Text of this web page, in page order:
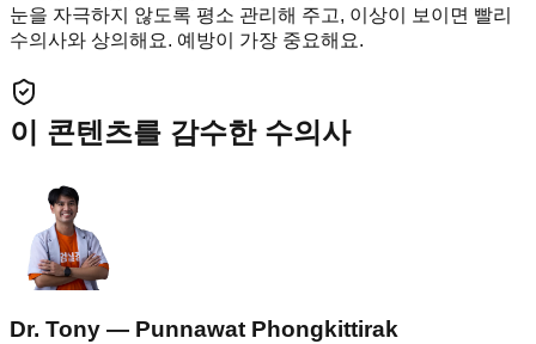
눈을 자극하지 않도록 평소 관리해 주고, 이상이 보이면 빨리
수의사와 상의해요. 예방이 가장 중요해요.
이 콘텐츠를 감수한 수의사
Dr. Tony — Punnawat Phongkittirak